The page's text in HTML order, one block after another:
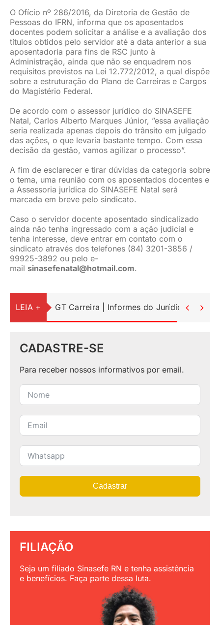
O Ofício nº 286/2016, da Diretoria de Gestão de
Pessoas do IFRN, informa que os aposentados
docentes podem solicitar a análise e a avaliação dos
títulos obtidos pelo servidor até a data anterior a sua
aposentadoria para fins de RSC junto à
Administração, ainda que não se enquadrem nos
requisitos previstos na Lei 12.772/2012, a qual dispõe
sobre a estruturação do Plano de Carreiras e Cargos
do Magistério Federal.
De acordo com o assessor jurídico do SINASEFE
Natal, Carlos Alberto Marques Júnior, ”essa avaliação
seria realizada apenas depois do trânsito em julgado
das ações, o que levaria bastante tempo. Com essa
decisão da gestão, vamos agilizar o processo”.
A fim de esclarecer e tirar dúvidas da categoria sobre
o tema, uma reunião com os aposentados docentes e
a Assessoria jurídica do SINASEFE Natal será
marcada em breve pelo sindicato.
Caso o servidor docente aposentado sindicalizado
ainda não tenha ingressado com a ação judicial e
tenha interesse, deve entrar em contato com o
sindicato através dos telefones (84) 3201-3856 /
99925-3892 ou pelo e-
mail sinasefenatal@hotmail.com.
LEIA + GT Carreira | Informes do Jurídico 
CADASTRE-SE
Para receber nossos informativos por email.
Cadastrar
FILIAÇÃO
Seja um filiado Sinasefe RN e tenha assistência
e benefícios. Faça parte dessa luta.